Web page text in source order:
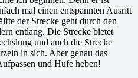
mal einen entspannten Ausritt
der Strecke geht durch den
entlang. Die Strecke bietet
und auch die Strecke
in sich. Aber genau das
und Hufe heben!